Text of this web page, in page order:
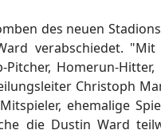
des neuen
verabschiedet. "Mit
Homerun-Hitter,
Christoph
ehemalige
die Dustin Ward